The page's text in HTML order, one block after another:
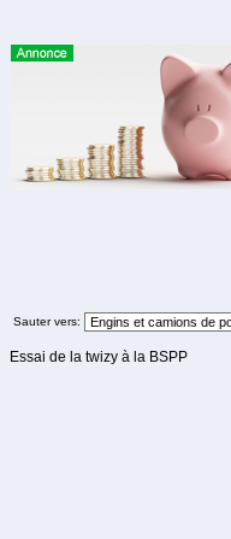
Sauter vers:
Essai de la twizy à la BSPP